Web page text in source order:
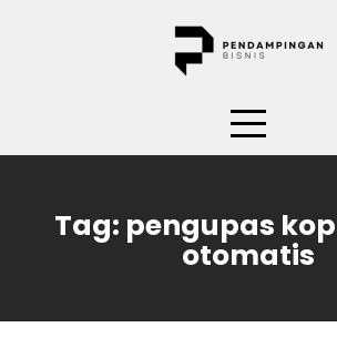
Tag: pengupas
otomatis